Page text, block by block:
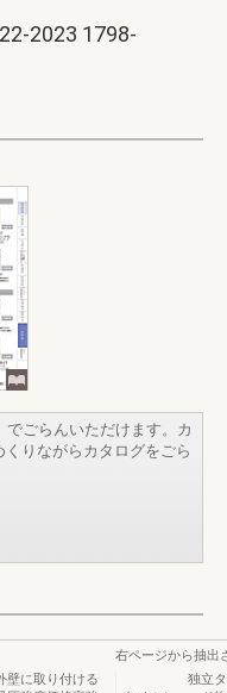
2023 1798-
ごらんいただけます。カ
りながらカタログをごら
取り付ける
右ページから抽出
独立タイプ